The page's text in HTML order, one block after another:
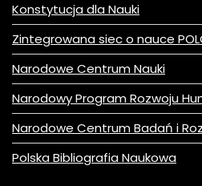
Konstytucja dla Nauki
Zintegrowana siec o nauce
Narodowe Centrum Nauki
Narodowy Program Rozwoju
Narodowe Centrum Badań i
Polska Bibliografia Naukowa